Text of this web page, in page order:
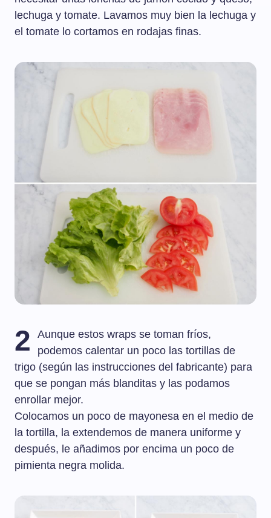
lechuga y tomate. Lavamos muy bien la lechuga y
el tomate lo cortamos en rodajas finas.
2
Aunque estos wraps se toman fríos,
podemos calentar un poco las tortillas de
trigo (según las instrucciones del fabricante) para
que se pongan más blanditas y las podamos
enrollar mejor.
Colocamos un poco de mayonesa en el medio de
la tortilla, la extendemos de manera uniforme y
después, le añadimos por encima un poco de
pimienta negra molida.